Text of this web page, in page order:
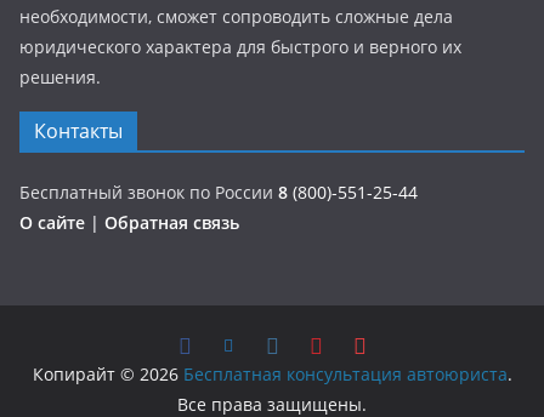
необходимости, сможет сопроводить сложные дела
юридического характера для быстрого и верного их
решения.
Контакты
Бесплатный звонок по России 8 (800)-551-25-44
О сайте | Обратная связь
Копирайт © 2026 Бесплатная консультация автоюриста.
Все права защищены.